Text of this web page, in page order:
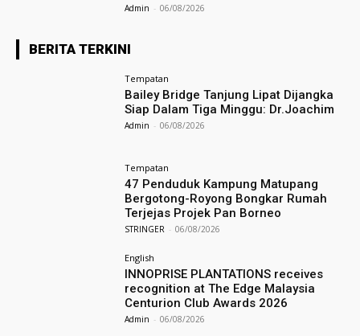
Admin - 06/08/2026
BERITA TERKINI
Tempatan
Bailey Bridge Tanjung Lipat Dijangka
Siap Dalam Tiga Minggu: Dr.Joachim
Admin - 06/08/2026
Tempatan
47 Penduduk Kampung Matupang
Bergotong-Royong Bongkar Rumah
Terjejas Projek Pan Borneo
STRINGER - 06/08/2026
English
INNOPRISE PLANTATIONS receives
recognition at The Edge Malaysia
Centurion Club Awards 2026
Admin - 06/08/2026